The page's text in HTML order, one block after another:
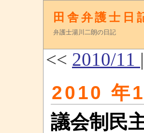
田舎弁護士日
弁護士湯川二朗の日記
<< 2010/11
2010 年
議会制民